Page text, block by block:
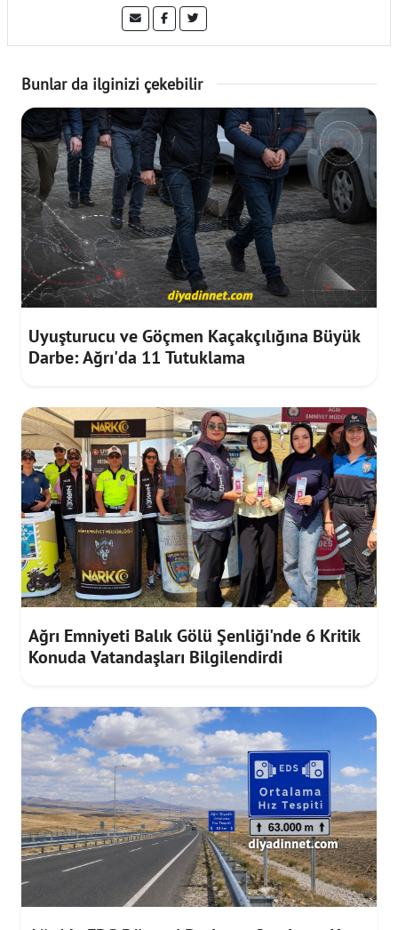
Bunlar da ilginizi çekebilir
Uyuşturucu ve Göçmen Kaçakçılığına Büyük
Darbe: Ağrı'da 11 Tutuklama
Ağrı Emniyeti Balık Gölü Şenliği'nde 6 Kritik
Konuda Vatandaşları Bilgilendirdi